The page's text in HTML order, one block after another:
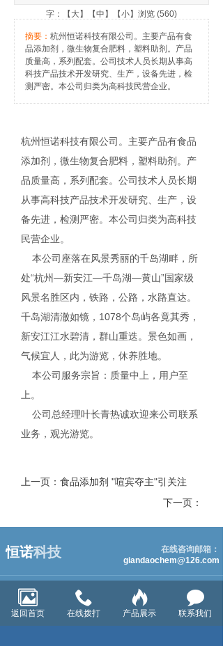
字：【 大】【中 】【小】浏览 (560)
摘要： 杭州恒诺科技有限公司。主要产品有食
品添加剂，微生物复合肥料，塑料助剂。产品
质量高，系列配套。公司技术人员长期从事高
科技产品技术开发研究、生产，设备先进，检
测严密。本公司归类为高科技民营企业。
杭州恒诺科技有限公司。主要产品有食品
添加剂，微生物复合肥料，塑料助剂。产
品质量高，系列配套。公司技术人员长期
从事高科技产品技术开发研究、生产，设
备先进，检测严密。本公司归类为高科技
民营企业。
本公司座落在风景秀丽的千岛湖畔，所
处“杭州—新安江—千岛湖—黄山”国家级
风景名胜区内，铁路，公路，水路直达。
千岛湖清澈如镜，1078个岛屿各竟其秀，
新安江江水碧清，群山重迭。景色如画，
气候宜人，此为游览，休养胜地。
本公司服务宗旨：质量中上，用户至
上。
公司总经理叶长青热诚欢迎来公司联系
业务，观光游览。
上一页：食品添加剂 "喧宾夺主"引关注
下一页：
恒诺科技
在线咨询邮箱：
giandaochem@126.com
网站首页 产品中心
新闻中心 在线咨询 联系我们
返回首页 在线拨打 产品展示 联系我们